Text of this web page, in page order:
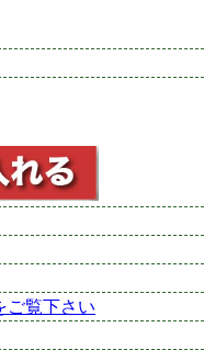
ご覧下さい